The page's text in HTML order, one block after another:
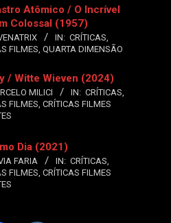
Atômico / O Incrível
Colossal (1957)
IN: CRÍTICAS,
FILMES, QUARTA DIMENSÃO
/ Witte Wieven (2024)
MILICI IN: CRÍTICAS,
FILMES, CRÍTICAS FILMES
Dia (2021)
FARIA IN: CRÍTICAS,
FILMES, CRÍTICAS FILMES